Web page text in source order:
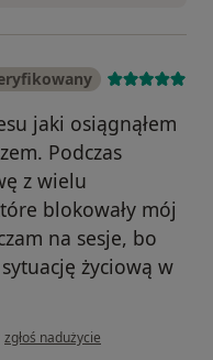
jaki osiągnąłem
Podczas
z wielu
blokowały mój
na sesje, bo
życiową w
w opinii użytkownika Michał
zgłoś nadużycie